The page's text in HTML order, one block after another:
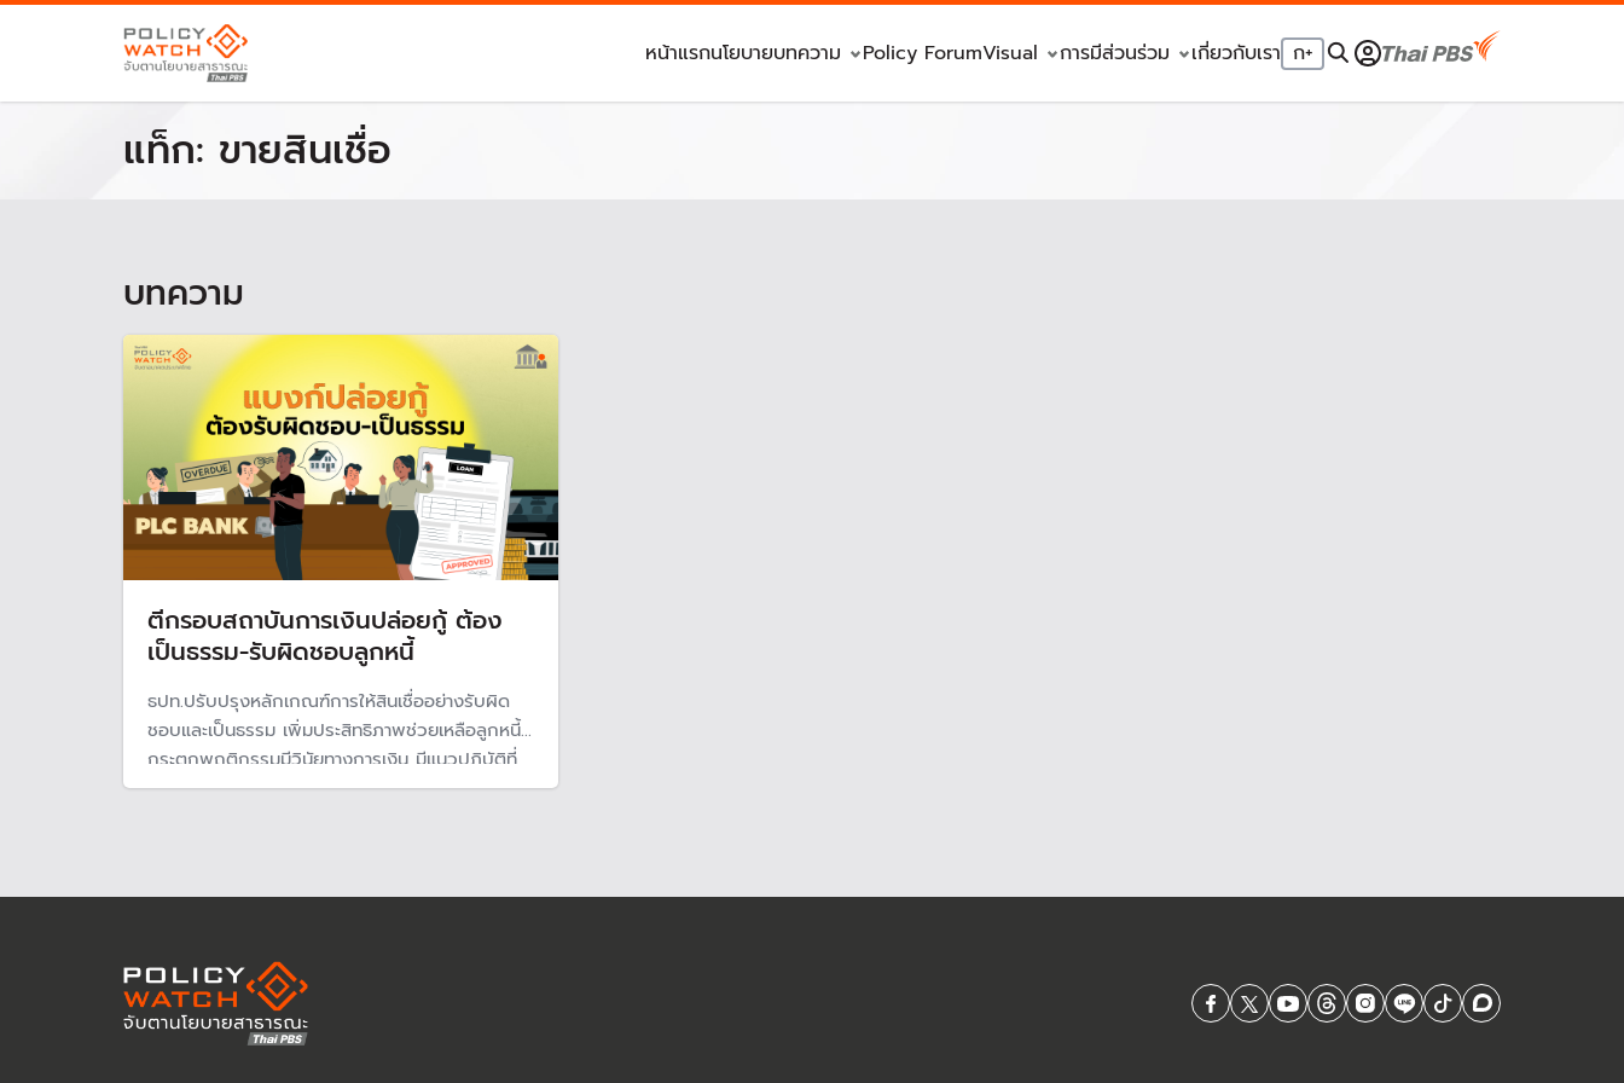
หน้าแรกนโยบายบทความ Policy ForumVisual การมีส่วนร่วม เกี่ยวกับเรา ก+
แท็ก: ขายสินเชื่อ
บทความ
ตีกรอบสถาบันการเงินปล่อยกู้ ต้อง
เป็นธรรม-รับผิดชอบลูกหนี้
ธปท.ปรับปรุงหลักเกณฑ์การให้สินเชื่ออย่างรับผิด
ชอบและเป็นธรรม เพิ่มประสิทธิภาพช่วยเหลือลูกหนี้
กระตุกพฤติกรรมมีวินัยทางการเงิน มีแนวปฏิบัติที่
ชัดเจนให้กับสถาบันการเงินและธุรกิตสินเชื่อ ต้องรับ